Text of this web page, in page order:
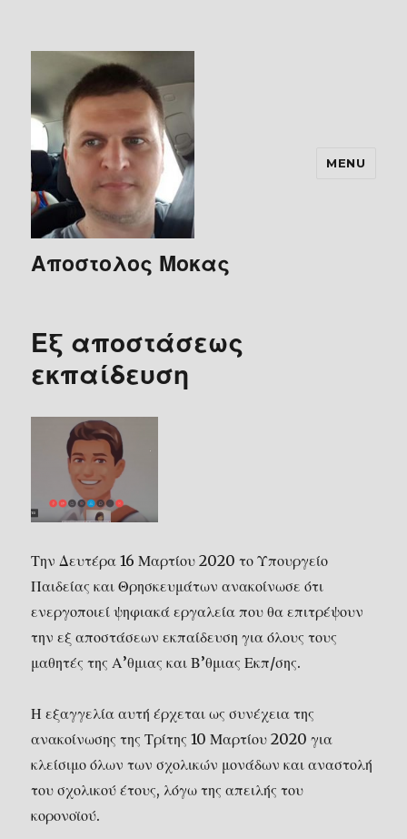
Αποστολος Μοκας
MENU
Εξ αποστάσεως
εκπαίδευση
Την Δευτέρα 16 Μαρτίου 2020 το Υπουργείο
Παιδείας και Θρησκευμάτων ανακοίνωσε ότι
ενεργοποιεί ψηφιακά εργαλεία που θα επιτρέψουν
την εξ αποστάσεων εκπαίδευση για όλους τους
μαθητές της Α’θμιας και Β’θμιας Εκπ/σης.
Η εξαγγελία αυτή έρχεται ως συνέχεια της
ανακοίνωσης της Τρίτης 10 Μαρτίου 2020 για
κλείσιμο όλων των σχολικών μονάδων και αναστολή
του σχολικού έτους, λόγω της απειλής του
κορονοϊού.